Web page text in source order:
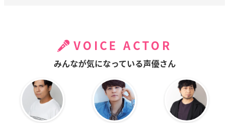
VOICE ACTOR
みんなが気になっている声優さん